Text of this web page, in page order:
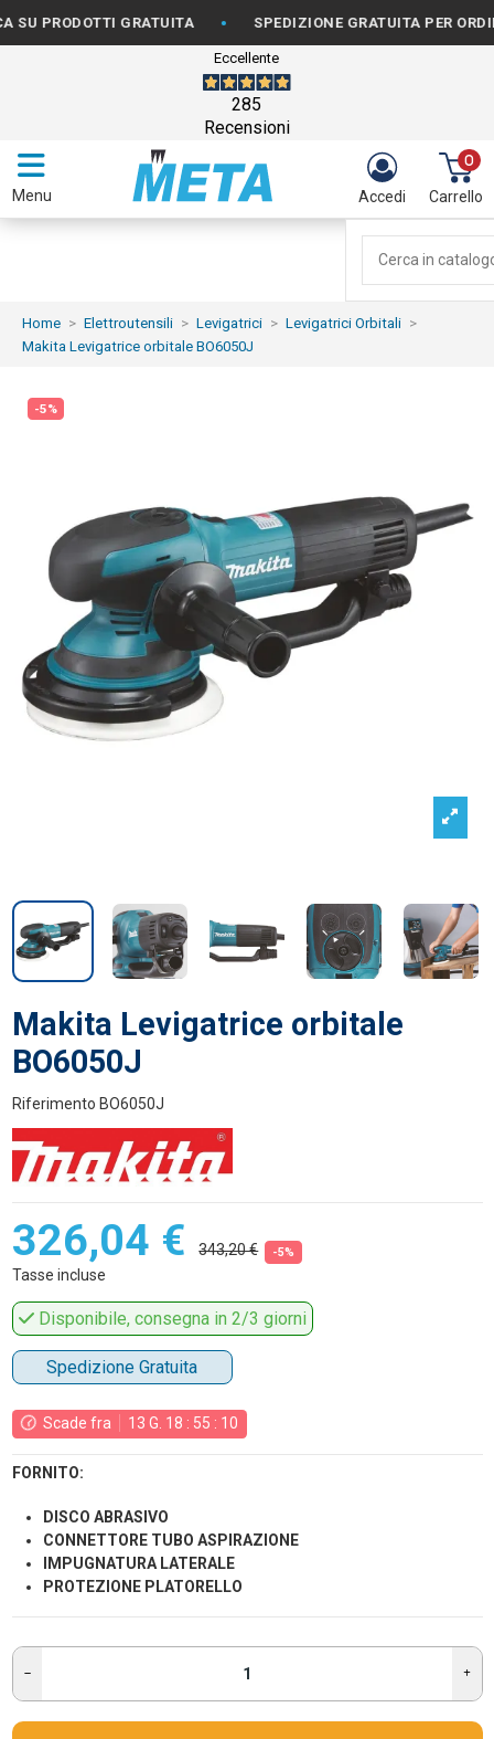
GRATUITA • SPEDIZIONE GRATUITA PER ORDINI DA
Eccellente
285
Recensioni
Menu Accedi
0
Carrello
Home Elettroutensili Levigatrici
Levigatrici Orbitali
Makita Levigatrice orbitale BO6050J
-5%
Makita Levigatrice orbitale
BO6050J
Riferimento BO6050J
326,04 € 343,20 € -5%
Tasse incluse
Disponibile, consegna in 2/3 giorni
Spedizione Gratuita
Scade fra 13 G. 18 : 55 : 10
FORNITO:
DISCO ABRASIVO
CONNETTORE TUBO ASPIRAZIONE
IMPUGNATURA LATERALE
PROTEZIONE PLATORELLO